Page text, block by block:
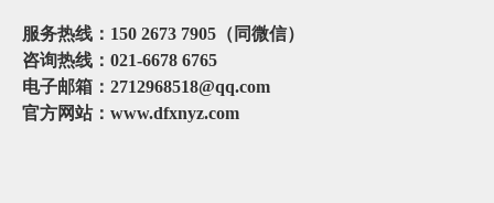
服务热线： 150 2673 7905 （同微信）
咨询热线： 021-6678 6765
电子邮箱： 2712968518@qq.com
官方网站： www.dfxnyz.com